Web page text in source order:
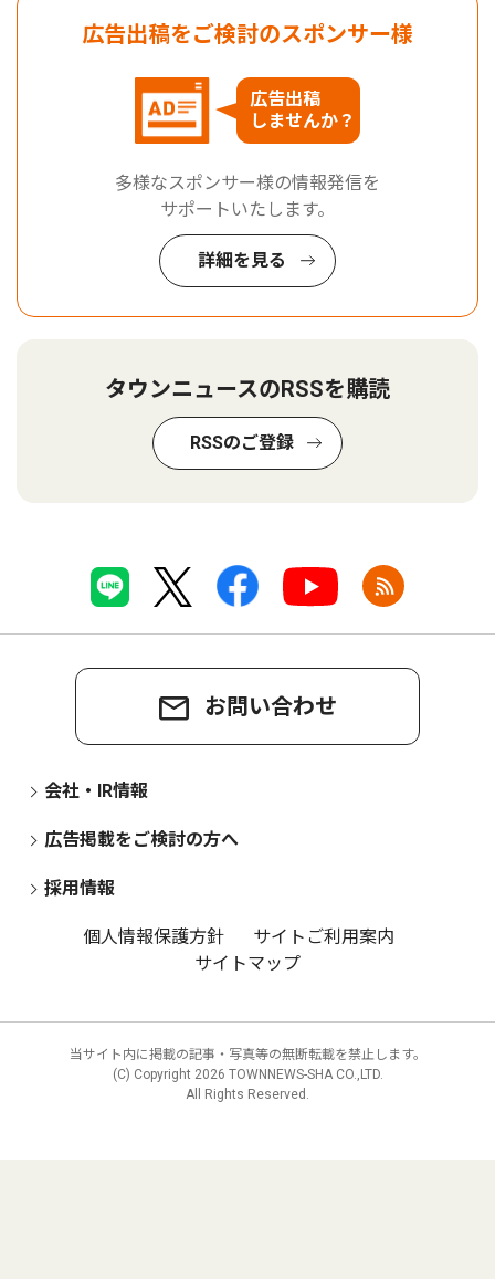
広告出稿をご検討のスポンサー様
広告出稿
しませんか？
多様なスポンサー様の情報発信を
サポートいたします。
詳細を見る
タウンニュースのRSSを購読
RSSのご登録
お問い合わせ
会社・IR情報
広告掲載をご検討の方へ
採用情報
個人情報保護方針
サイトご利用案内
サイトマップ
当サイト内に掲載の記事・写真等の無断転載を禁止します。
(C) Copyright 2026 TOWNNEWS-SHA CO.,LTD.
All Rights Reserved.